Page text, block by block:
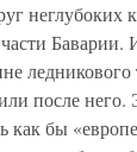
неглубоких
Баварии.
после него.
бы